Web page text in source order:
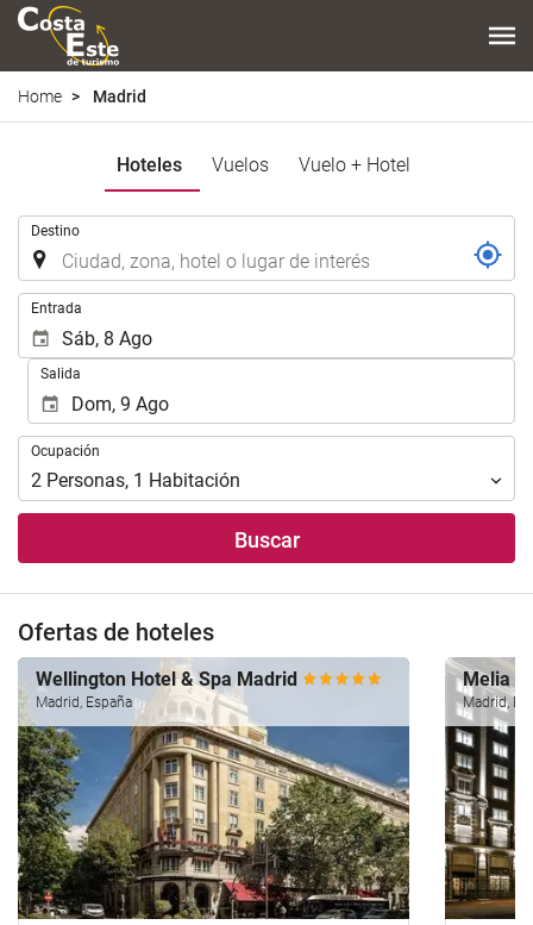
Home Madrid
Hoteles Vuelos Vuelo + Hotel
Introduzca
lugar
de
destino
en
que
realizar
búsqueda
de
Destino
Introduzca
las
fechas
inicio
fin
para
realizar
hotel.
Entrada
Salida
Ocupación
Ocupación
2 Personas, 1 Habitación
Buscar
Ofertas de hoteles
Wellington Hotel & Spa Madrid
Madrid, España
Melia
Madrid,